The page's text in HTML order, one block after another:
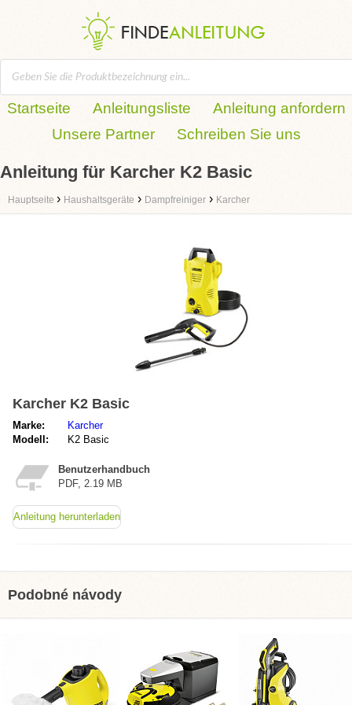
Startseite Anleitungsliste
Anleitung anfordern
Unsere Partner
Schreiben Sie uns
Anleitung für Karcher K2 Basic
Hauptseite › Haushaltsgeräte › Dampfreiniger › Karcher
Karcher K2 Basic
Marke:
Karcher
Modell:
K2 Basic
Benutzerhandbuch
PDF, 2.19 MB
Anleitung herunterladen
Podobné návody